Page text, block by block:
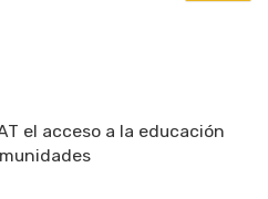
el acceso a la educación